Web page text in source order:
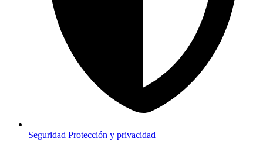
Seguridad Protección y privacidad